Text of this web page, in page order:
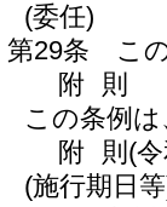
(委任)
第29条
こ
附 則
この条例
附 則 (
(施行期日